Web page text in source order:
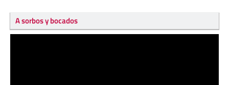
A sorbos y bocados